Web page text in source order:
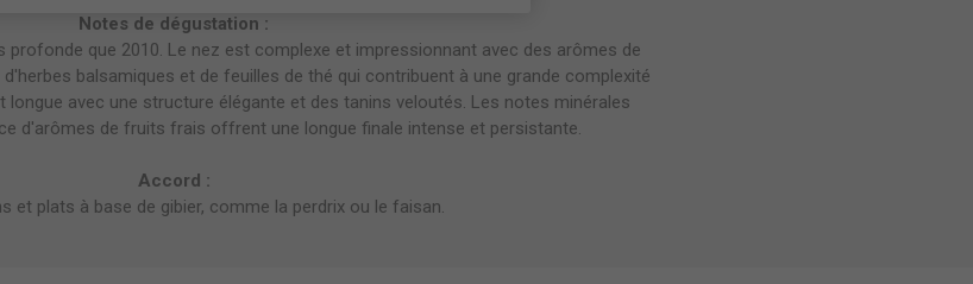
Notes de dégustation :
profonde que 2010. Le nez est complexe et impressionnant avec des arômes de
balsamiques et de feuilles de thé qui contribuent à une grande complexité
avec une structure élégante et des tanins veloutés. Les notes minérales
d'arômes de fruits frais offrent une longue finale intense et persistante.
Accord :
et plats à base de gibier, comme la perdrix ou le faisan.